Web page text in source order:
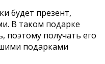
будет презент,
В таком подарке
поэтому получать его
подарками